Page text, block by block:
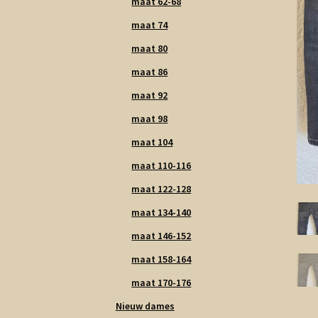
maat 74
maat 80
maat 86
maat 92
maat 98
maat 104
maat 110-116
maat 122-128
maat 134-140
maat 146-152
maat 158-164
maat 170-176
Nieuw dames